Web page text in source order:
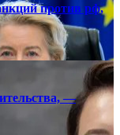
против рф,
—